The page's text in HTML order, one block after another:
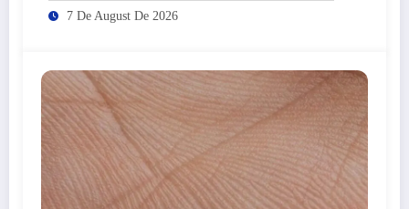
7 De August De 2026